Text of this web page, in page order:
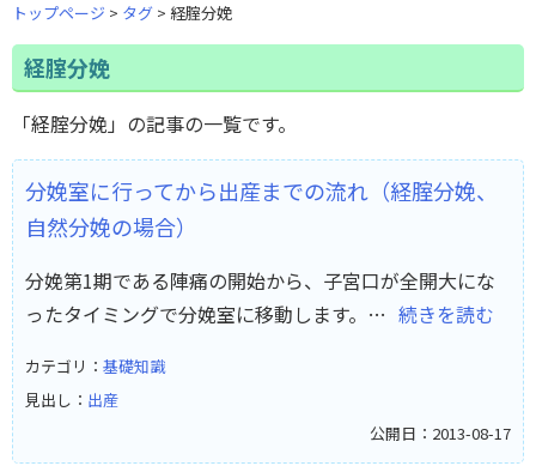
トップページ タグ 経腟分娩
経腟分娩
「経腟分娩」の記事の一覧です。
分娩室に行ってから出産までの流れ（経腟分娩、
自然分娩の場合）
分娩第1期である陣痛の開始から、子宮口が全開大にな
ったタイミングで分娩室に移動します。… 続きを読む
カテゴリ： 基礎知識
見出し： 出産
公開日：2013-08-17